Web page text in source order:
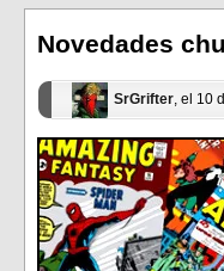
Novedades
SrGrifter, el 10